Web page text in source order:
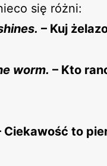
się różni:
– Kuj
worm. – Kto
Ciekawość to